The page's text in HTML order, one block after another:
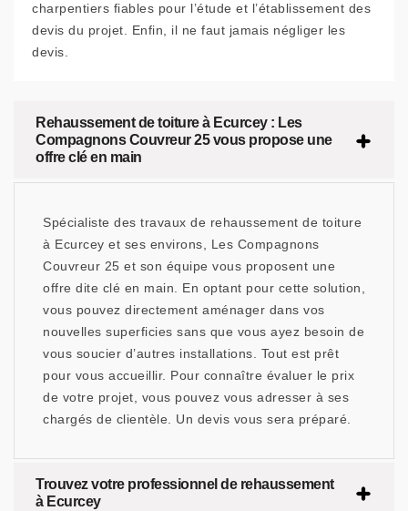
charpentiers fiables pour l’étude et l’établissement des
devis du projet. Enfin, il ne faut jamais négliger les
devis.
Rehaussement de toiture à Ecurcey : Les
Compagnons Couvreur 25 vous propose une
offre clé en main
Spécialiste des travaux de rehaussement de toiture
à Ecurcey et ses environs, Les Compagnons
Couvreur 25 et son équipe vous proposent une
offre dite clé en main. En optant pour cette solution,
vous pouvez directement aménager dans vos
nouvelles superficies sans que vous ayez besoin de
vous soucier d’autres installations. Tout est prêt
pour vous accueillir. Pour connaître évaluer le prix
de votre projet, vous pouvez vous adresser à ses
chargés de clientèle. Un devis vous sera préparé.
Trouvez votre professionnel de rehaussement
à Ecurcey